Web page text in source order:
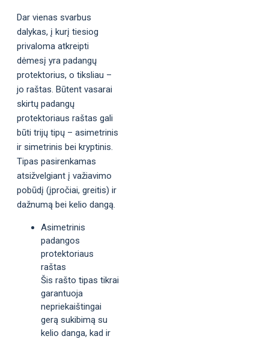
Dar vienas svarbus
dalykas, į kurį tiesiog
privaloma atkreipti
dėmesį yra padangų
protektorius, o tiksliau –
jo raštas. Būtent vasarai
skirtų padangų
protektoriaus raštas gali
būti trijų tipų – asimetrinis
ir simetrinis bei kryptinis.
Tipas pasirenkamas
atsižvelgiant į važiavimo
pobūdį (įpročiai, greitis) ir
dažnumą bei kelio dangą.
Asimetrinis
padangos
protektoriaus
raštas
Šis rašto tipas tikrai
garantuoja
nepriekaištingai
gerą sukibimą su
kelio danga, kad ir